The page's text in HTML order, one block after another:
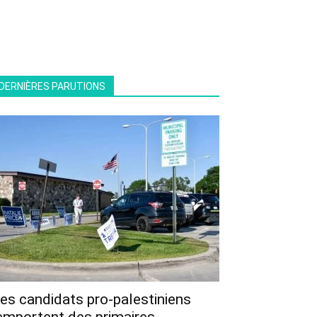
PARUTIONS
candidats pro-palestiniens